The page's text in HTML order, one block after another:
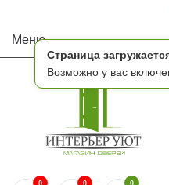
Страница
Возможно у вас
Меню
0
0 0